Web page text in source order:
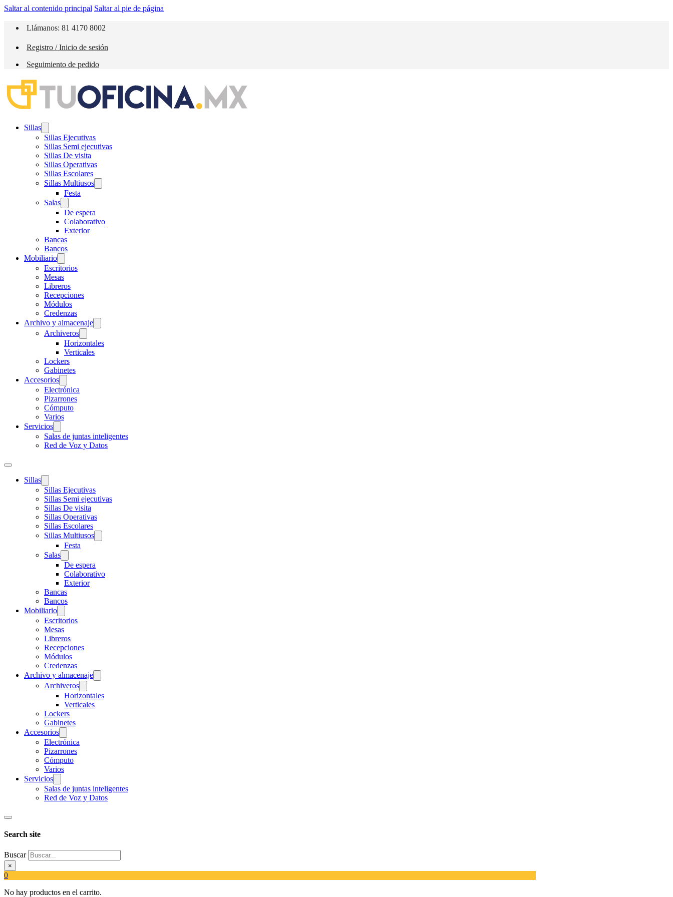
Saltar al contenido principal Saltar al pie de página
Llámanos: 81 4170 8002
Registro / Inicio de sesión
Seguimiento de pedido
Sillas
Sillas Ejecutivas
Sillas Semi ejecutivas
Sillas De visita
Sillas Operativas
Sillas Escolares
Sillas Multiusos
Festa
Salas
De espera
Colaborativo
Exterior
Bancas
Bancos
Mobiliario
Escritorios
Mesas
Libreros
Recepciones
Módulos
Credenzas
Archivo y almacenaje
Archiveros
Horizontales
Verticales
Lockers
Gabinetes
Accesorios
Electrónica
Pizarrones
Cómputo
Varios
Servicios
Salas de juntas inteligentes
Red de Voz y Datos
Sillas
Sillas Ejecutivas
Sillas Semi ejecutivas
Sillas De visita
Sillas Operativas
Sillas Escolares
Sillas Multiusos
Festa
Salas
De espera
Colaborativo
Exterior
Bancas
Bancos
Mobiliario
Escritorios
Mesas
Libreros
Recepciones
Módulos
Credenzas
Archivo y almacenaje
Archiveros
Horizontales
Verticales
Lockers
Gabinetes
Accesorios
Electrónica
Pizarrones
Cómputo
Varios
Servicios
Salas de juntas inteligentes
Red de Voz y Datos
Search site
Buscar
×
0
No hay productos en el carrito.